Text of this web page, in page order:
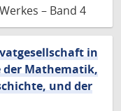
– Band 4
in
der Mathematik,
und der